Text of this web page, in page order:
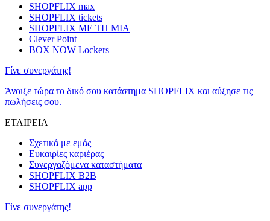
SHOPFLIX max
SHOPFLIX tickets
SHOPFLIX ΜΕ ΤΗ ΜΙΑ
Clever Point
BOX NOW Lockers
Γίνε συνεργάτης!
Άνοιξε τώρα το δικό σου κατάστημα SHOPFLIX και αύξησε τις
πωλήσεις σου.
ΕΤΑΙΡΕΙΑ
Σχετικά με εμάς
Ευκαιρίες καριέρας
Συνεργαζόμενα καταστήματα
SHOPFLIX B2B
SHOPFLIX app
Γίνε συνεργάτης!